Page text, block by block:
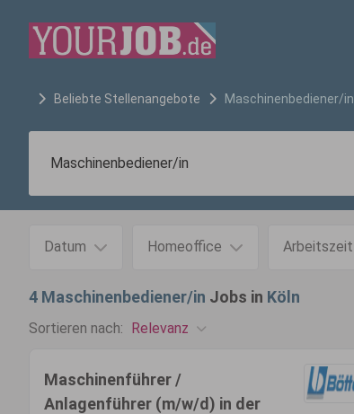
Beliebte Stellenangebote Maschinenbediener/in
Datum Homeoffice Arbeitszeit
4 Maschinenbediener/in Jobs in Köln
Sortieren nach: Relevanz
Maschinenführer /
Anlagenführer (m/w/d) in der